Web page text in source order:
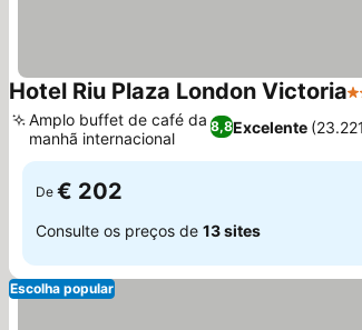
Hotel Riu Plaza London Victoria4
8,8Excelente
Amplo buffet de café da
manhã internacional
De € 202
Consulte os preços de 13 sites
Escolha popular